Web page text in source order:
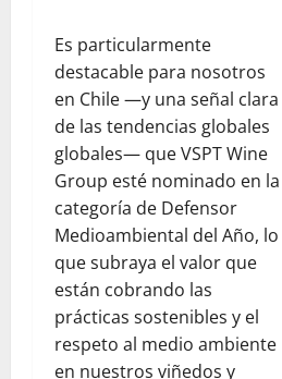
Es particularmente
destacable para nosotros
en Chile —y una señal clara
de las tendencias globales
globales— que VSPT Wine
Group esté nominado en la
categoría de Defensor
Medioambiental del Año, lo
que subraya el valor que
están cobrando las
prácticas sostenibles y el
respeto al medio ambiente
en nuestros viñedos y